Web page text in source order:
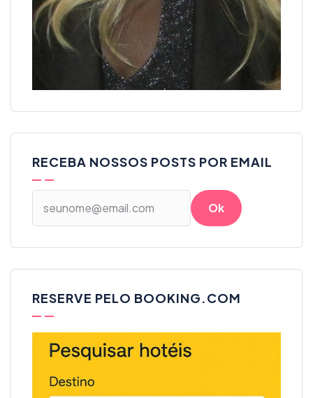
RECEBA NOSSOS POSTS POR EMAIL
RESERVE PELO BOOKING.COM